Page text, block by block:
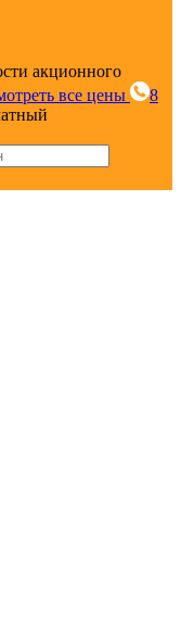
акционного
все цены
8